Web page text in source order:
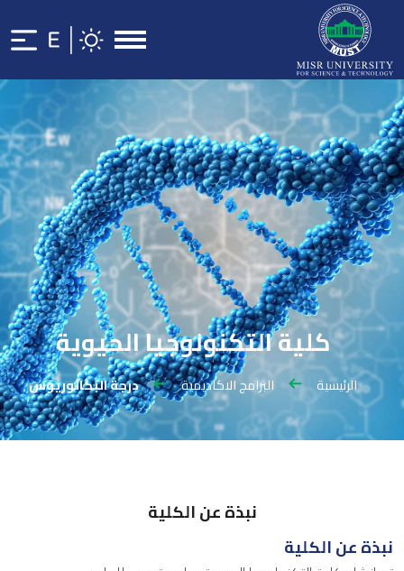
كلية التكنولوجيا الحيوية
الرئيسية البرامج الاكاديمية درجة البكالوريوس
نبذة عن الكلية
نبذة عن الكلية